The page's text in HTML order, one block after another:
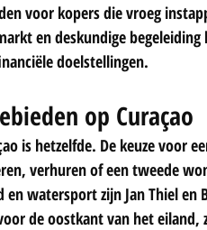
voor kopers die vroeg
en deskundige
doelstellingen.
op Curaçao
is hetzelfde. De keuze voor
verhuren of een tweede
watersport zijn Jan Thiel en
de oostkant van het eiland,